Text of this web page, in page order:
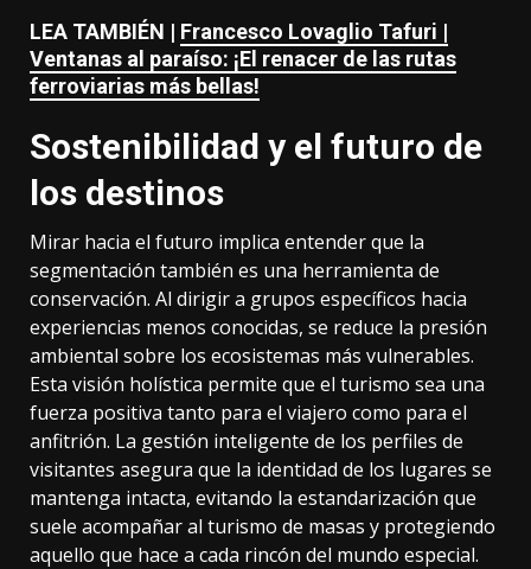
LEA TAMBIÉN | Francesco Lovaglio Tafuri |
Ventanas al paraíso: ¡El renacer de las rutas
ferroviarias más bellas!
Sostenibilidad y el futuro de
los destinos
Mirar hacia el futuro implica entender que la
segmentación también es una herramienta de
conservación. Al dirigir a grupos específicos hacia
experiencias menos conocidas, se reduce la presión
ambiental sobre los ecosistemas más vulnerables.
Esta visión holística permite que el turismo sea una
fuerza positiva tanto para el viajero como para el
anfitrión. La gestión inteligente de los perfiles de
visitantes asegura que la identidad de los lugares se
mantenga intacta, evitando la estandarización que
suele acompañar al turismo de masas y protegiendo
aquello que hace a cada rincón del mundo especial.